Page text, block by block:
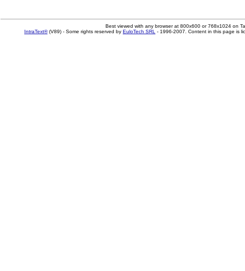
Best viewed with any browser at 800x600 or 768x1024 on
IntraText®(V89) - Some rights reserved by EuloTech SRL - 1996-2007. Content in this page is